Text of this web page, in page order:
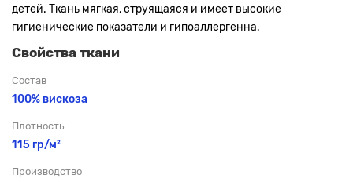
детей. Ткань мягкая, струящаяся и имеет высокие
гигиенические показатели и гипоаллергенна.
Свойства ткани
Состав
100% вискоза
Плотность
115 гр/м²
Производство